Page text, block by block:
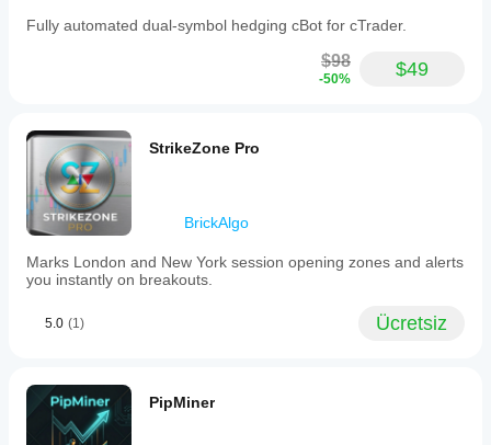
Fully automated dual-symbol hedging cBot for cTrader.
$98
-50% $49
StrikeZone Pro
BrickAlgo
Marks London and New York session opening zones and alerts
you instantly on breakouts.
5.0 (1) Ücretsiz
PipMiner